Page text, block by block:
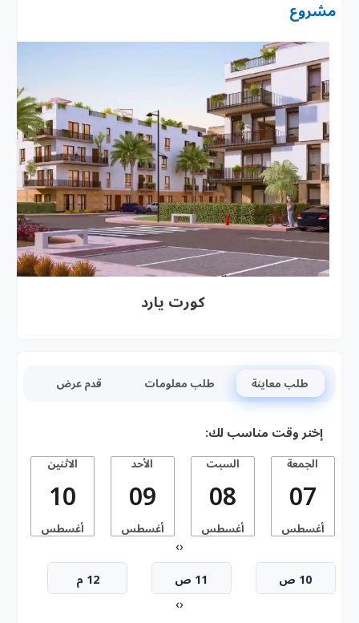
مشروع
كورت يارد
طلب معاينة طلب معلومات قدم عرض
إختر وقت مناسب لك:
الجمعة
07
أغسطس
السبت
08
أغسطس
الأحد
09
أغسطس
الاثنين
10
أغسطس
‹
›
10 ص 11 ص 12 م
‹
›